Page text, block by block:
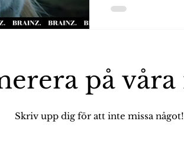
på våra
Skriv upp dig för att inte missa något!